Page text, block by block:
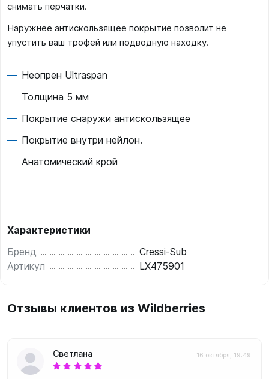
снимать перчатки.
Наружнее антискользящее покрытие позволит не
упустить ваш трофей или подводную находку.
Неопрен Ultraspan
Толщина 5 мм
Покрытие снаружи антискользящее
Покрытие внутри нейлон.
Анатомический крой
Характеристики
Бренд
Cressi-Sub
Артикул
LX475901
Отзывы клиентов из Wildberries
Светлана 16 октября, 19:49